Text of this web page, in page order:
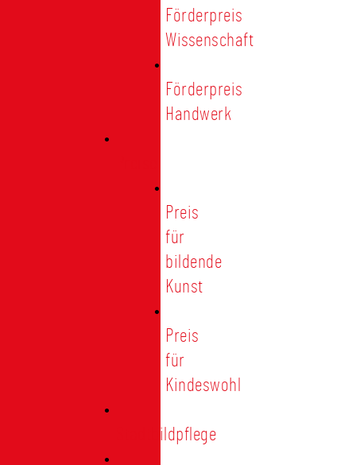
Förderpreis
Wissenschaft
Förderpreis
Handwerk
Preis
für
bildende
Kunst
Preis
für
Kindeswohl
Stadtbildpflege